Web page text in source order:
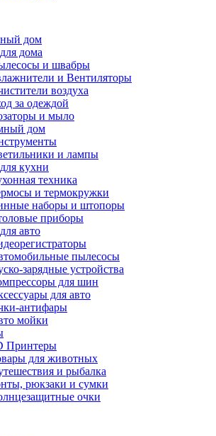
дом
дома
и швабры
и Вентиляторы
воздуха
за одеждой
и мыло
дом
и лампы
кухни
техника
и термокружки
наборы и штопоры
приборы
авто
пылесосы
зарядные устройства
для шин
для авто
антифары
мойки
Принтеры
для животных
и рыбалка
рюкзаки и сумки
очки